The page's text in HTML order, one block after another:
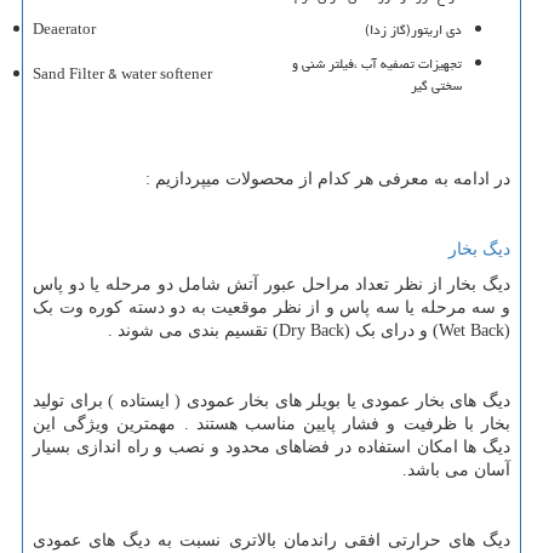
دی اریتور(گاز زدا)
Deaerator
تجهیزات تصفیه آب ،فیلتر شنی و
سختی گیر
Sand Filter & water softener
در ادامه به معرفی هر کدام از محصولات میپردازیم :
دیگ بخار
دیگ بخار از نظر تعداد مراحل عبور آتش شامل دو مرحله یا دو پاس
و سه مرحله یا سه پاس و از نظر موقعیت به دو دسته کوره وت بک
(
Wet Back) و درای بک (Dry Back) تقسیم بندی می شوند .
دیگ های بخار عمودی یا بویلر های بخار عمودی ( ایستاده ) برای تولید
بخار با ظرفیت و فشار پایین مناسب هستند . مهمترین ویژگی این
دیگ ها امکان استفاده در فضاهای محدود و نصب و راه اندازی بسیار
آسان می باشد.
دیگ های حرارتی افقی راندمان بالاتری نسبت به دیگ های عمودی